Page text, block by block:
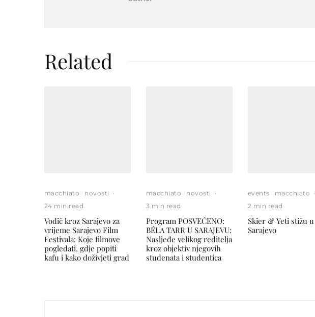
Related
macchiato novosti
·
24 min read
Vodič kroz Sarajevo za
vrijeme Sarajevo Film
Festivala: Koje filmove
pogledati, gdje popiti
kafu i kako doživjeti grad
macchiato novosti
·
3 min read
Program POSVEĆENO:
BÉLA TARR U SARAJEVU:
Nasljeđe velikog reditelja
kroz objektiv njegovih
studenata i studentica
events macchiato ·
2 min read
Skier & Yeti stižu u
Sarajevo